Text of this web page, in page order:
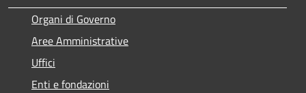
Organi di Governo
Aree Amministrative
Uffici
Enti e fondazioni